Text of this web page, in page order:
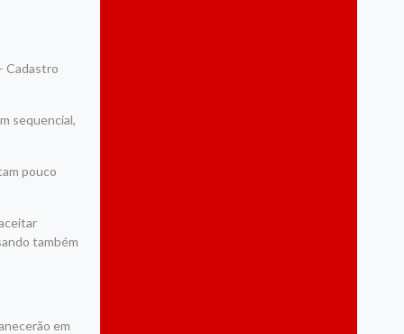
Cadastro
sequencial,
pouco
também
em